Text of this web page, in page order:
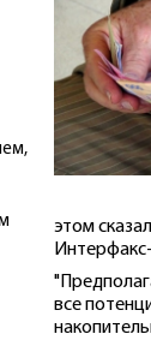
этом
все